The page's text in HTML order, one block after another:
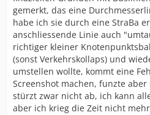
gemerkt, das eine
habe ich sie durch eine StraBa
anschliessende Linie auch
richtiger kleiner
(sonst Verkehrskollaps) und
umstellen wollte, kommt eine
Screenshot machen, funzte
stürzt zwar nicht ab, ich kann
aber ich krieg die Zeit nicht